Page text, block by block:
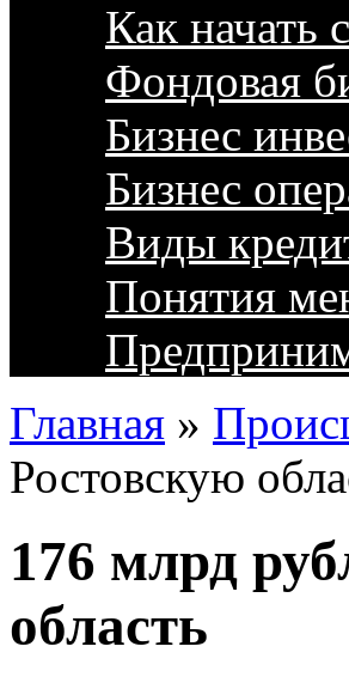
Как начать
Фондовая
Бизнес
Бизнес
Виды
Понятия
Главная »
Ростовскую
176 млрд
область